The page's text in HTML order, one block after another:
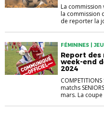
La commission
la commission
de reporter la
FÉMININES |
Report
week-end
2024
COMPETITIONS
matchs
mars. La coupe